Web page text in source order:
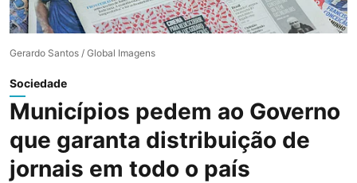
Gerardo Santos / Global Imagens
Sociedade
Municípios pedem ao Governo
que garanta distribuição de
jornais em todo o país